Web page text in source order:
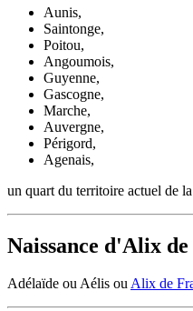
Aunis,
Saintonge,
Poitou,
Angoumois,
Guyenne,
Gascogne,
Marche,
Auvergne,
Périgord,
Agenais,
un quart du territoire actuel de
Naissance d'Alix
Adélaïde ou Aélis ouAlix de